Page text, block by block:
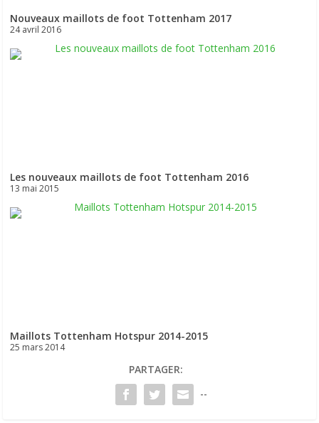
Nouveaux maillots de foot Tottenham 2017
24 avril 2016
Les nouveaux maillots de foot Tottenham 2016
13 mai 2015
Maillots Tottenham Hotspur 2014-2015
25 mars 2014
PARTAGER:
--